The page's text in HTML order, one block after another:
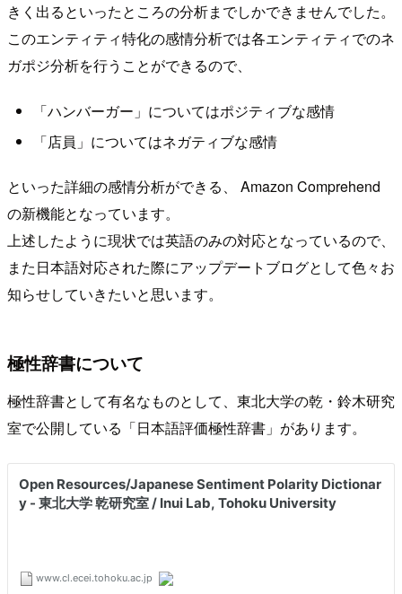
きく出るといったところの分析までしかできませんでした。
このエンティティ特化の感情分析では各エンティティでのネ
ガポジ分析を行うことができるので、
「ハンバーガー」についてはポジティブな感情
「店員」についてはネガティブな感情
といった詳細の感情分析ができる、 Amazon Comprehend
の新機能となっています。
上述したように現状では英語のみの対応となっているので、
また日本語対応された際にアップデートブログとして色々お
知らせしていきたいと思います。
極性辞書について
極性辞書として有名なものとして、東北大学の乾・鈴木研究
室で公開している「日本語評価極性辞書」があります。